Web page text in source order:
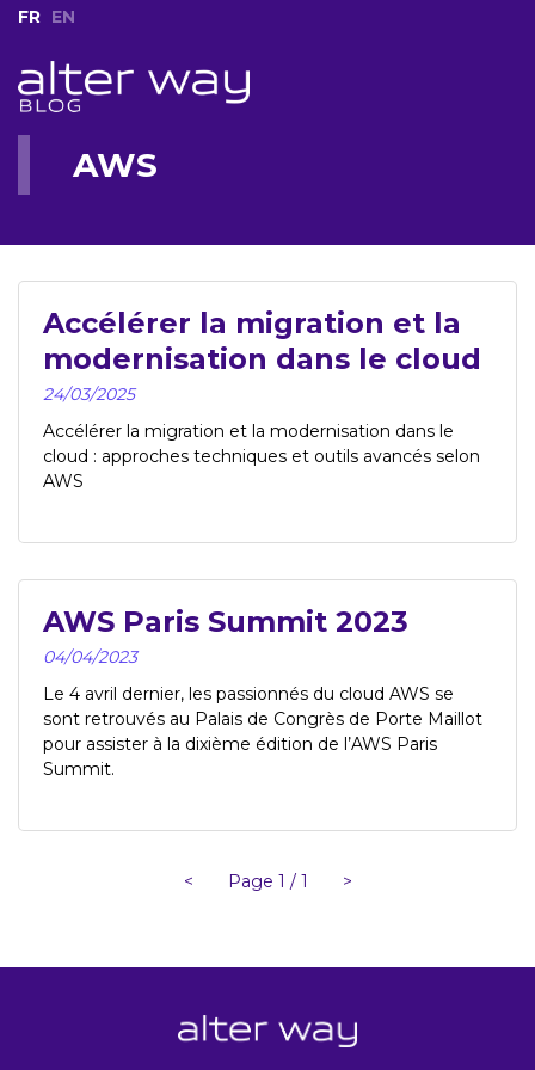
FR EN
AWS
Accélérer la migration et la
modernisation dans le cloud
24/03/2025
Accélérer la migration et la modernisation dans le
cloud : approches techniques et outils avancés selon
AWS
AWS Paris Summit 2023
04/04/2023
Le 4 avril dernier, les passionnés du cloud AWS se
sont retrouvés au Palais de Congrès de Porte Maillot
pour assister à la dixième édition de l’AWS Paris
Summit.
< Page 1 / 1 >